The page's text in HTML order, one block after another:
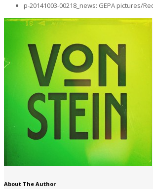
p-20141003-00218_news: GEPA pictures/
About The Author